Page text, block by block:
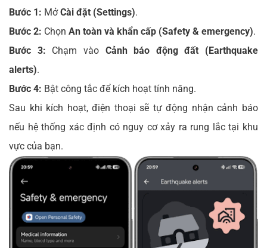
Bước 1: MởCài đặt (Settings).
Bước 2: Chọn An toàn và khẩn cấp (Safety & emergency).
Bước 3: Chạm vào Cảnh báo động đất (Earthquake
alerts).
Bước 4: Bật công tắc để kích hoạt tính năng.
Sau khi kích hoạt, điện thoại sẽ tự động nhận cảnh báo
nếu hệ thống xác định có nguy cơ xảy ra rung lắc tại khu
vực của bạn.